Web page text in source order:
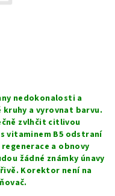
nedokonalosti a
a vyrovnat barvu.
zvlhčit citlivou
vitaminem B5 odstraní
a obnovy
žádné známky únavy
Korektor není na